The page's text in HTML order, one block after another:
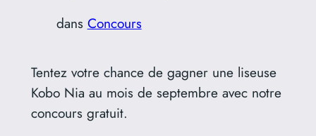
dans Concours
Tentez votre chance de gagner une liseuse
Kobo Nia au mois de septembre avec notre
concours gratuit.